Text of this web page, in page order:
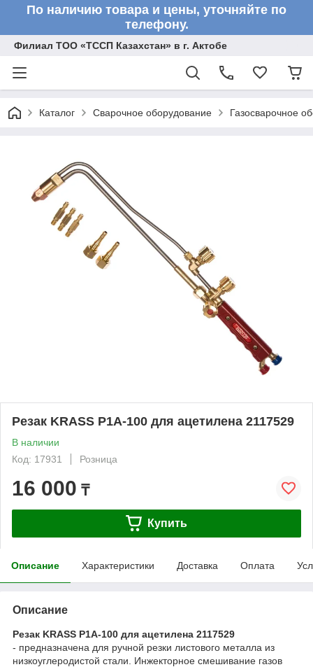
По наличию товара и цены, уточняйте по
телефону.
Филиал ТОО «ТССП Казахстан» в г. Актобе
Каталог Сварочное оборудование Газосварочное
Резак KRASS P1A-100 для ацетилена 2117529
В наличии
Код: 17931
Розница
16 000 ₸
Купить
Описание Характеристики Доставка Оплата
Описание
Резак KRASS P1A-100 для ацетилена 2117529
- предназначена для ручной резки листового металла из
низкоуглеродистой стали. Инжекторное смешивание газов